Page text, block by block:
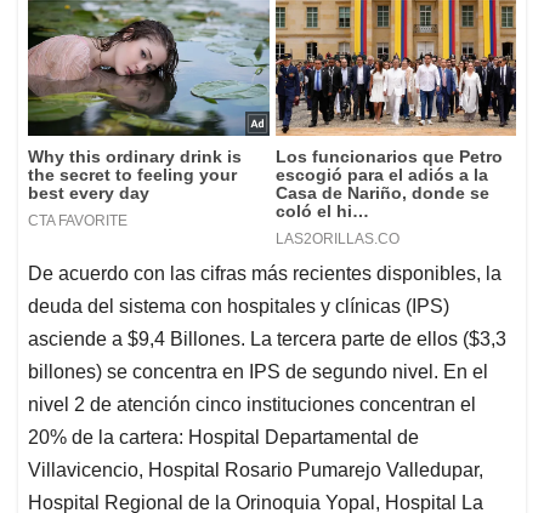
De acuerdo con las cifras más recientes disponibles, la
deuda del sistema con hospitales y clínicas (IPS)
asciende a $9,4 Billones. La tercera parte de ellos ($3,3
billones) se concentra en IPS de segundo nivel. En el
nivel 2 de atención cinco instituciones concentran el
20% de la cartera: Hospital Departamental de
Villavicencio, Hospital Rosario Pumarejo Valledupar,
Hospital Regional de la Orinoquia Yopal, Hospital La